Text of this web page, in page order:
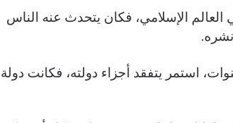
العالم الإسلامي، فكان يتحدث عنه الناس
استمر يتفقد أجزاء دولته، فكانت دولة